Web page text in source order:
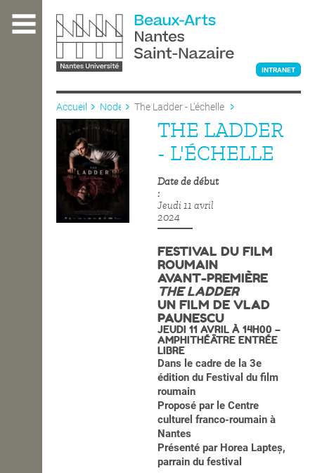
contenu
L'ÉCOLE
ENSEIGNEMENT
INTRANET
Accueil Node The Ladder - L'échelle
THE LADDER
- L'ÉCHELLE
Date de début
Jeudi 11 avril
2024
FESTIVAL DU FILM
ROUMAIN
AVANT-PREMIÈRE
THE LADDER
UN FILM DE VLAD
PAUNESCU
JEUDI 11 AVRIL À 14H00 –
AMPHITHÉÂTRE ENTRÉE
LIBRE
Dans le cadre de la 3e
édition du Festival du film
roumain
Proposé par le Centre
culturel franco-roumain à
Nantes
Présenté par Horea Lapteș,
parrain du festival